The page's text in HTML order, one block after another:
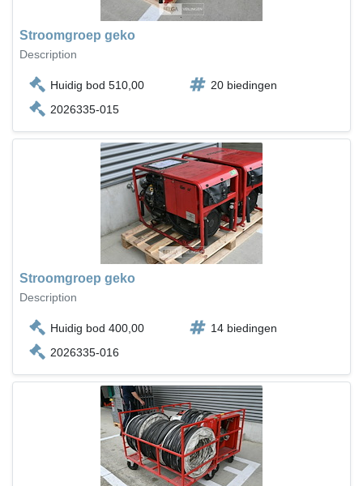
Stroomgroep geko
Description
Huidig bod 510,00
20 biedingen
2026335-015
Stroomgroep geko
Description
Huidig bod 400,00
14 biedingen
2026335-016